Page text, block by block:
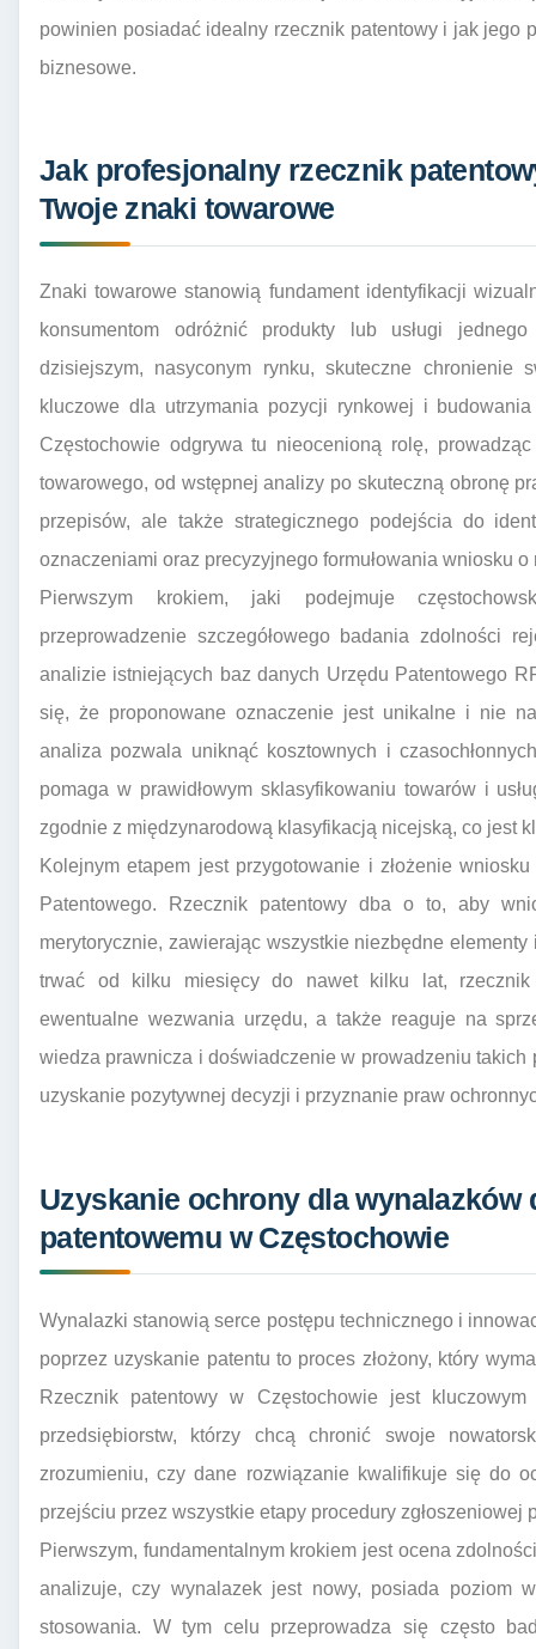
powinien posiadać idealny rzecznik patentowy i jak jego
biznesowe.
Jak profesjonalny rzecznik
Twoje znaki towarowe
Znaki towarowe stanowią fundament identyfikacji
konsumentom odróżnić produkty lub usługi
dzisiejszym, nasyconym rynku, skuteczne chronienie
kluczowe dla utrzymania pozycji rynkowej i
Częstochowie odgrywa tu nieocenioną rolę,
towarowego, od wstępnej analizy po skuteczną obronę
przepisów, ale także strategicznego podejścia do
oznaczeniami oraz precyzyjnego formułowania wniosku o
Pierwszym krokiem, jaki podejmuje
przeprowadzenie szczegółowego badania zdolności
analizie istniejących baz danych Urzędu Patentowego
się, że proponowane oznaczenie jest unikalne i nie
analiza pozwala uniknąć kosztownych i
pomaga w prawidłowym sklasyfikowaniu towarów i
zgodnie z międzynarodową klasyfikacją nicejską, co jest
Kolejnym etapem jest przygotowanie i złożenie
Patentowego. Rzecznik patentowy dba o to, aby
merytorycznie, zawierając wszystkie niezbędne
trwać od kilku miesięcy do nawet kilku lat,
ewentualne wezwania urzędu, a także reaguje na
wiedza prawnicza i doświadczenie w prowadzeniu
uzyskanie pozytywnej decyzji i przyznanie praw
Uzyskanie ochrony dla wynalazków
patentowemu w Częstochowie
Wynalazki stanowią serce postępu technicznego i
poprzez uzyskanie patentu to proces złożony, który
Rzecznik patentowy w Częstochowie jest
przedsiębiorstw, którzy chcą chronić swoje
zrozumieniu, czy dane rozwiązanie kwalifikuje się do
przejściu przez wszystkie etapy procedury zgłoszeniowej
Pierwszym, fundamentalnym krokiem jest ocena
analizuje, czy wynalazek jest nowy, posiada poziom
stosowania. W tym celu przeprowadza się często